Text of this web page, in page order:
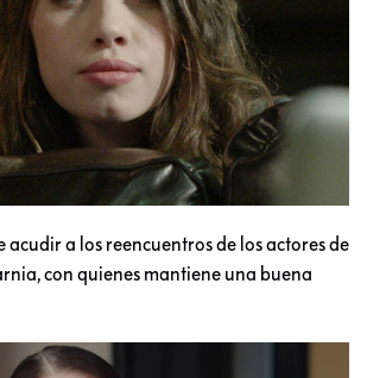
acudir a los reencuentros de los actores de
con quienes mantiene una buena